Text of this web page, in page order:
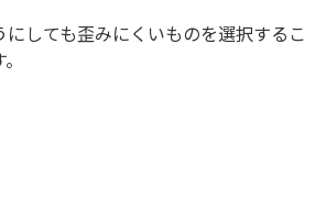
しても歪みにくいものを選択するこ